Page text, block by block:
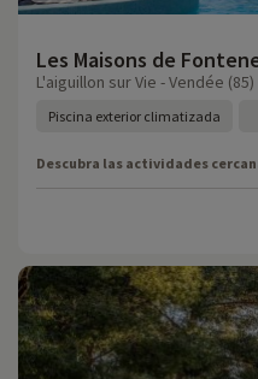
Les Maisons de
L'aiguillon sur Vie - Vendée (85)
Piscina exterior climatizada
Descubra las actividades